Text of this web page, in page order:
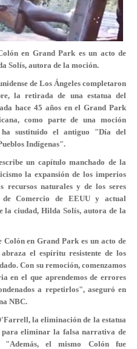
en Grand Park es un acto de
Solís, autora de la moción.
de Los Ángeles completaron
la retirada de una estatua del
hace 45 años en el Grand Park
como parte de una moción
sustituido el antiguo "Día del
Indígenas".
un capítulo manchado de la
la expansión de los imperios
recursos naturales y de los seres
de Comercio de EEUU y actual
la ciudad, Hilda Solís, autora de la
en Grand Park es un acto de
el espíritu resistente de los
Con su remoción, comenzamos
en el que aprendemos de errores
a repetirlos", aseguró en
NBC.
la eliminación de la estatua
para eliminar la falsa narrativa de
"Además, el mismo Colón fue